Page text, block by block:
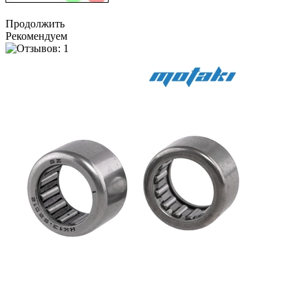
Продолжить
Рекомендуем